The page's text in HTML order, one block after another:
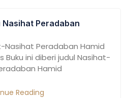
Nasihat Peradaban
Nasihat Peradaban Hamid
Buku ini diberi judul Nasihat-
Hamid
Reading